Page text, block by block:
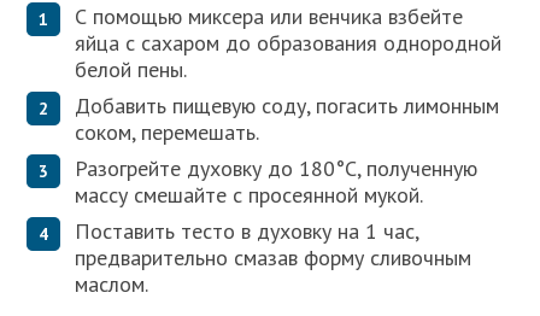
С помощью миксера или венчика взбейте
яйца с сахаром до образования однородной
белой пены.
Добавить пищевую соду, погасить лимонным
соком, перемешать.
Разогрейте духовку до 180°С, полученную
массу смешайте с просеянной мукой.
Поставить тесто в духовку на 1 час,
предварительно смазав форму сливочным
маслом.